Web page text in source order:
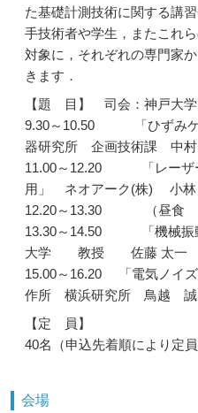
た基礎計測技術に関する講
手技術者や学生，またこれ
対象に，それぞれの専門家
きます．
【題 目】 司会：神戸大
9.30～10.50 「ひずみゲ
器研究所 企画技術課 中村
11.00～12.20 「レーザー
用」 ネオアーク(株) 小林
12.20～13.30 （昼食 1
13.30～14.50 「機械振
大学 教授 佐藤 太一
15.00～16.20 「電気ノイ
作所 横浜研究所 鳥越 誠
【定 員】
40名（申込先着順により定
会場